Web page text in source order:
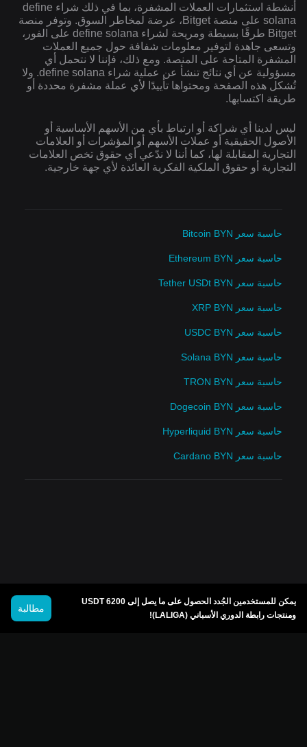
أنشطة استثمارات العملات المشفرة، بما في ذلك شراء define
solana على منصة Bitget، عرضة لمخاطر السوق. وتوفر منصة
Bitget طرقًا بسيطة ومريحة لشراء define solana على الفور،
وتسعى جاهدة لتوفير معلومات شفافة حول جميع العملات
المشفرة المتاحة على المنصة. ومع ذلك، فإننا لا نتحمل أي
مسؤولية عن أي نتائج تنشأ عن عملية شراء define solana. ولا
تُشكل هذه الصفحة ومحتواها تأييدًا لأي عملة مشفرة محددة أو
طريقة اكتسابها.
ليس لدينا أي شراكة أو ارتباط بأي من الأسهم الأساسية أو
الأصول الحقيقية أو عملات الأسهم أو المؤشرات أو العلامات
التجارية المقابلة لها، كما أننا لا ندّعي أي حقوق تخص العلامات
التجارية أو حقوق الملكية الفكرية العائدة لأي جهة خارجية.
حاسبة سعر Bitcoin BYN
حاسبة سعر Ethereum BYN
حاسبة سعر Tether USDt BYN
حاسبة سعر XRP BYN
حاسبة سعر USDC BYN
حاسبة سعر Solana BYN
حاسبة سعر TRON BYN
حاسبة سعر Dogecoin BYN
حاسبة سعر Hyperliquid BYN
حاسبة سعر Cardano BYN
يمكن للمستخدمين الجُدد الحصول على ما يصل إلى 6200 USDT
ومنتجات رابطة الدوري الأسباني (LALIGA)!
مطالبة